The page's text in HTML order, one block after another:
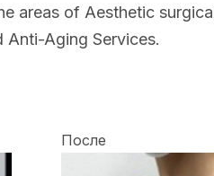
areas of Aesthetic
Anti-Aging Services.
После